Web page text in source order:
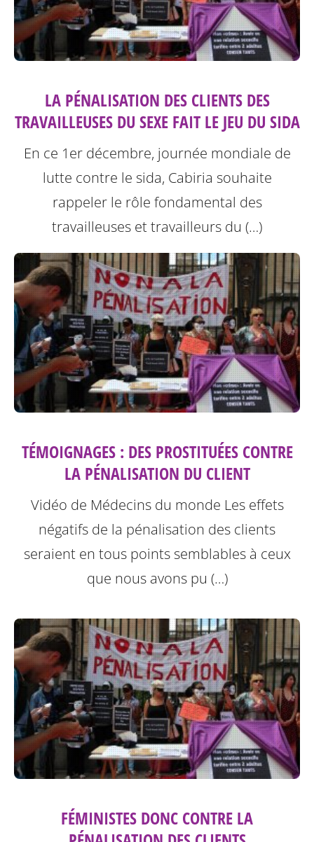
LA PÉNALISATION DES CLIENTS DES
TRAVAILLEUSES DU SEXE FAIT LE JEU DU SIDA
En ce 1er décembre, journée mondiale de
lutte contre le sida, Cabiria souhaite
rappeler le rôle fondamental des
travailleuses et travailleurs du (…)
TÉMOIGNAGES : DES PROSTITUÉES CONTRE
LA PÉNALISATION DU CLIENT
Vidéo de Médecins du monde Les effets
négatifs de la pénalisation des clients
seraient en tous points semblables à ceux
que nous avons pu (…)
FÉMINISTES DONC CONTRE LA